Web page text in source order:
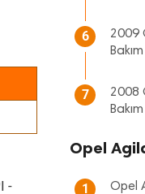
-
6
2009
Bakım
7
2008
Bakım
Opel
1
Opel